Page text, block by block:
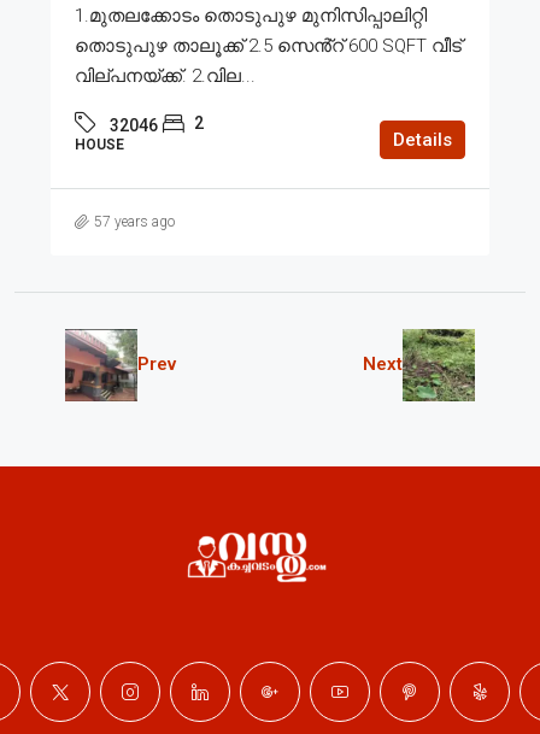
1.മുതലക്കോടം തൊടുപുഴ മുനിസിപ്പാലിറ്റി
തൊടുപുഴ താലൂക്ക് 2.5 സെൻ്റ് 600 SQFT വീട്
വില്പനയ്ക്ക്. 2.വില...
32046 2
HOUSE Details
57 years ago
Prev Next